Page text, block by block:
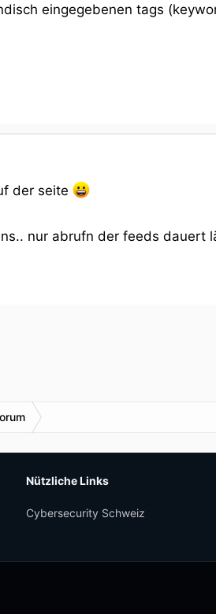
eingegebenen tags
der seite
nur abrufn der feeds dauert
Nützliche Links
Cybersecurity Schweiz